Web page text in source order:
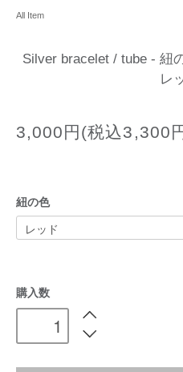
All Item
Silver bracelet / tube - 紐
レ
3,000円(税込3,300
紐の色
購入数